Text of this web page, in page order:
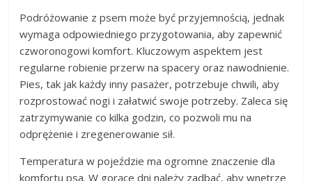
Podróżowanie z psem może być przyjemnością, jednak
wymaga odpowiedniego przygotowania, aby zapewnić
czworonogowi komfort. Kluczowym aspektem jest
regularne robienie przerw na spacery oraz nawodnienie.
Pies, tak jak każdy inny pasażer, potrzebuje chwili, aby
rozprostować nogi i załatwić swoje potrzeby. Zaleca się
zatrzymywanie co kilka godzin, co pozwoli mu na
odprężenie i zregenerowanie sił.
Temperatura w pojeździe ma ogromne znaczenie dla
komfortu psa. W gorące dni należy zadbać, aby wnętrze